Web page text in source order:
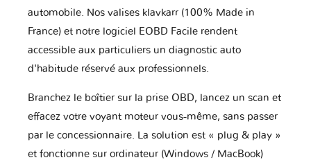
automobile. Nos valises klavkarr (100% Made in
France) et notre logiciel EOBD Facile rendent
accessible aux particuliers un diagnostic auto
d'habitude réservé aux professionnels.
Branchez le boîtier sur la prise OBD, lancez un scan et
effacez votre voyant moteur vous-même, sans passer
par le concessionnaire. La solution est « plug & play »
et fonctionne sur ordinateur (Windows / MacBook)